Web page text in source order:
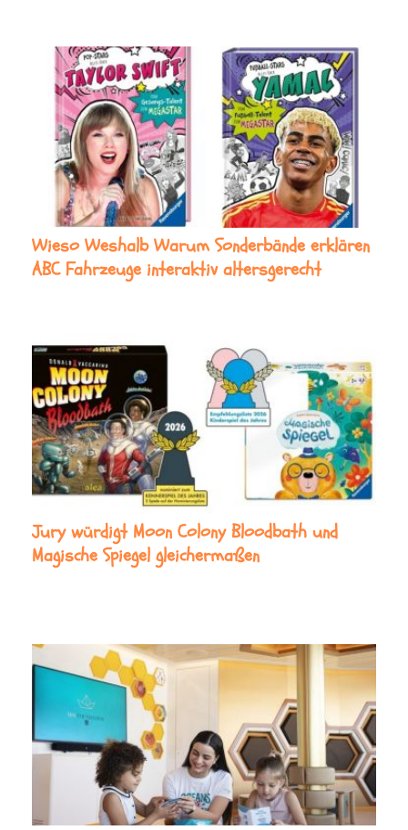
Wieso Weshalb Warum Sonderbände erklären
ABC Fahrzeuge interaktiv altersgerecht
Jury würdigt Moon Colony Bloodbath und
Magische Spiegel gleichermaßen